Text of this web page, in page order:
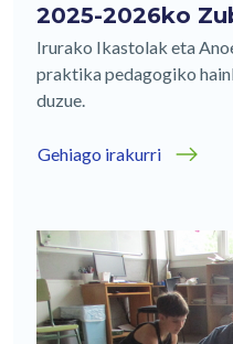
2025-2026ko
Irurako Ikastolak eta
praktika pedagogiko
duzue.
Gehiago irakurri